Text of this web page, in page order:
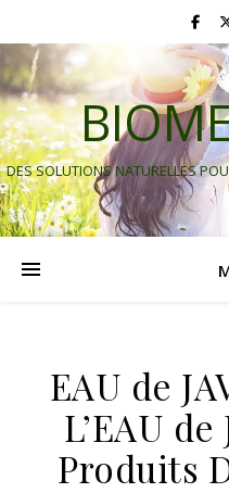
DES SOLUTIONS NATURELLES
EAU de
L’EAU
Produits